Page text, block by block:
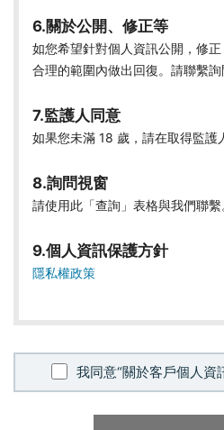
6.關於公開、修正等
如您希望針對個人資訊公開，修
合理的範圍內做出回復。請聯繫詢
7.監護人同意
如果您未滿 18 歲，請在取得監護
8.詢問視窗
請使用此「查詢」表格與我們聯繫
9.個人資訊保護方針
隱私權政策
我同意“關於客戶個人資